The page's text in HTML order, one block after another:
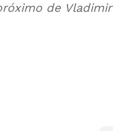
de Vladimir